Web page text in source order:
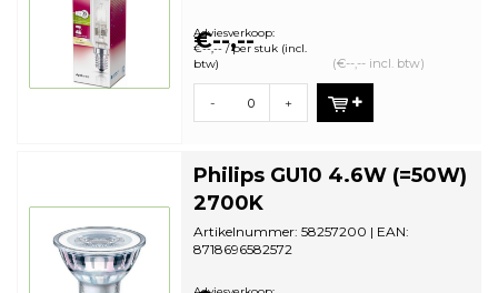
bestelhoeveelheid: 10
€--,--
Adviesverkoop:
€--,-- / per stuk (incl.
btw)
(€--,-- incl. btw)
- +
Philips GU10 4.6W (=50W)
2700K
Artikelnummer: 58257200 | EAN:
8718696582572
bestelhoeveelheid: 1